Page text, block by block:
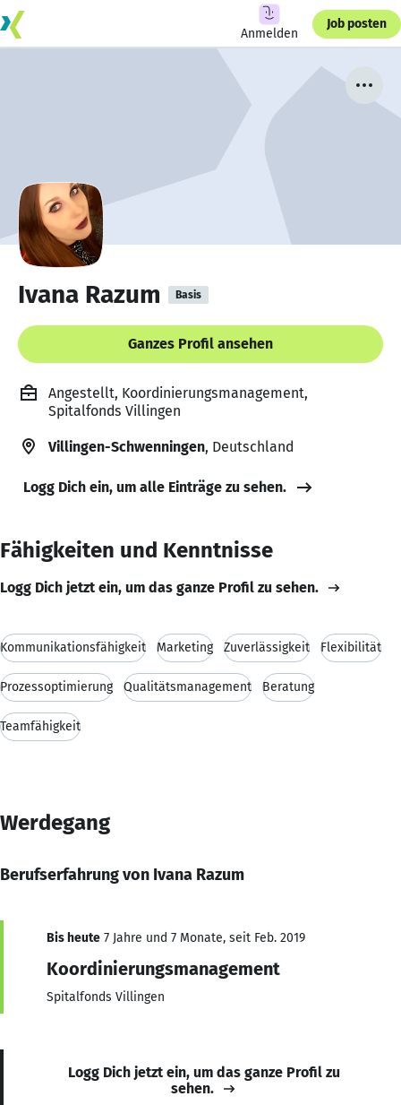
Anmelden
Job posten
Ivana Razum Basis
Ganzes Profil ansehen
Angestellt, Koordinierungsmanagement,
Spitalfonds Villingen
Villingen-Schwenningen, Deutschland
Logg Dich ein, um alle Einträge zu sehen.
Fähigkeiten und Kenntnisse
Logg Dich jetzt ein, um das ganze Profil zu sehen.
Kommunikationsfähigkeit Marketing Zuverlässigkeit Flexibilität
Prozessoptimierung Qualitätsmanagement Beratung
Teamfähigkeit
Werdegang
Berufserfahrung von Ivana Razum
Bis heute 7 Jahre und 7 Monate, seit Feb. 2019
Koordinierungsmanagement
Spitalfonds Villingen
Logg Dich jetzt ein, um das ganze Profil zu
sehen.